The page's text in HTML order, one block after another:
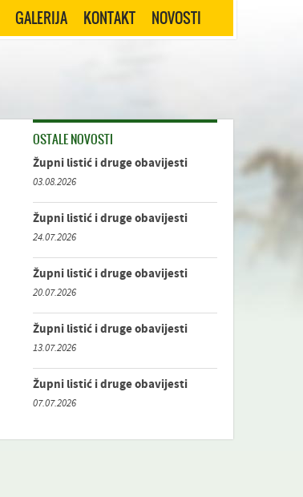
GALERIJA KONTAKT NOVOSTI
OSTALE NOVOSTI
Župni listić i druge obavijesti
03.08.2026
Župni listić i druge obavijesti
24.07.2026
Župni listić i druge obavijesti
20.07.2026
Župni listić i druge obavijesti
13.07.2026
Župni listić i druge obavijesti
07.07.2026